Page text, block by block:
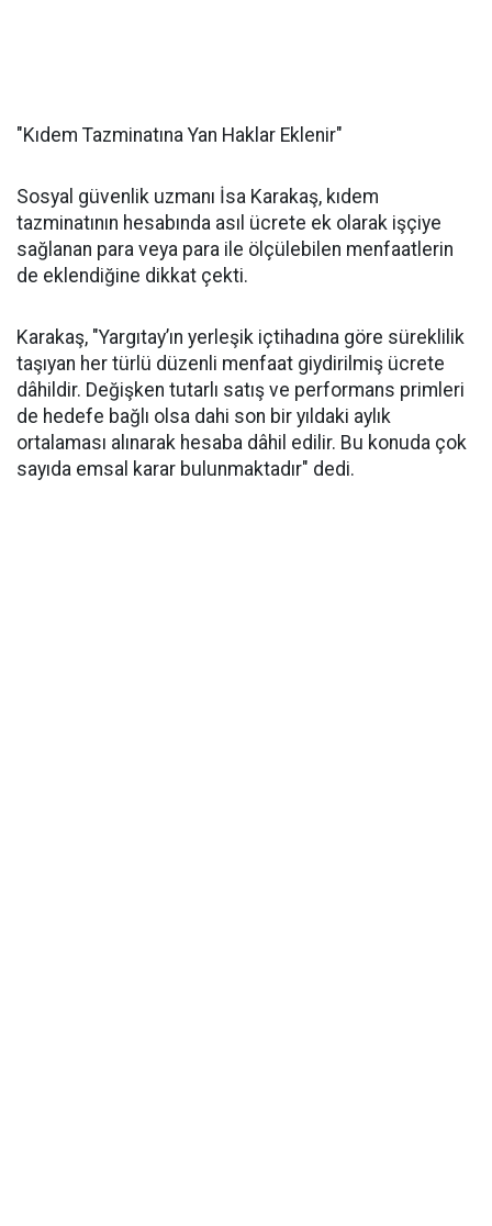
"Kıdem Tazminatına Yan Haklar Eklenir"
Sosyal güvenlik uzmanı İsa Karakaş, kıdem
tazminatının hesabında asıl ücrete ek olarak işçiye
sağlanan para veya para ile ölçülebilen menfaatlerin
de eklendiğine dikkat çekti.
Karakaş, "Yargıtay’ın yerleşik içtihadına göre süreklilik
taşıyan her türlü düzenli menfaat giydirilmiş ücrete
dâhildir. Değişken tutarlı satış ve performans primleri
de hedefe bağlı olsa dahi son bir yıldaki aylık
ortalaması alınarak hesaba dâhil edilir. Bu konuda çok
sayıda emsal karar bulunmaktadır" dedi.